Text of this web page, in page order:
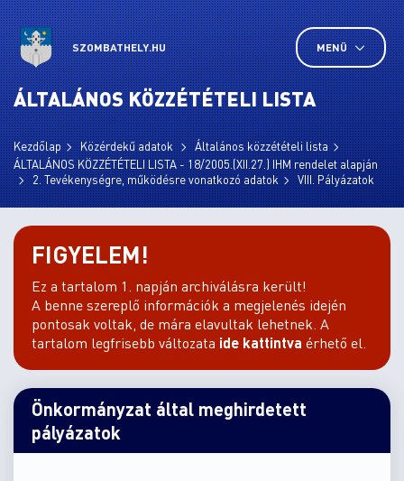
SZOMBATHELY.HU MENÜ
ÁLTALÁNOS KÖZZÉTÉTELI LISTA
Kezdőlap Közérdekű adatok
Általános közzétételi lista
ÁLTALÁNOS KÖZZÉTÉTELI LISTA - 18/2005.(XII.27.) IHM rendelet alapján
2. Tevékenységre, működésre vonatkozó adatok
VIII. Pályázatok
FIGYELEM!
Ez a tartalom 1. napján archiválásra került!
A benne szereplő információk a megjelenés idején
pontosak voltak, de mára elavultak lehetnek. A
tartalom legfrisebb változata ide kattintva érhető el.
Önkormányzat által meghirdetett
pályázatok